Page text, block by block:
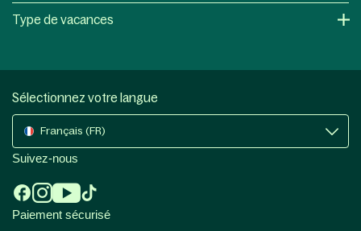
Type de vacances
Sélectionnez votre langue
Français (FR)
Suivez-nous
Paiement sécurisé